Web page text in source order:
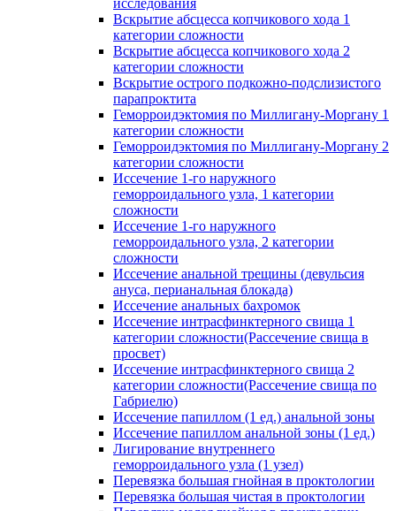
исследования
Вскрытие абсцесса копчикового хода 1
категории сложности
Вскрытие абсцесса копчикового хода 2
категории сложности
Вскрытие острого подкожно-подслизистого
парапроктита
Геморроидэктомия по Миллигану-Моргану 1
категории сложности
Геморроидэктомия по Миллигану-Моргану 2
категории сложности
Иссечение 1-го наружного
геморроидального узла, 1 категории
сложности
Иссечение 1-го наружного
геморроидального узла, 2 категории
сложности
Иссечение анальной трещины (девульсия
ануса, перианальная блокада)
Иссечение анальных бахромок
Иссечение интрасфинктерного свища 1
категории сложности(Рассечение свища в
просвет)
Иссечение интрасфинктерного свища 2
категории сложности(Рассечение свища по
Габриелю)
Иссечение папиллом (1 ед.) анальной зоны
Иссечение папиллом анальной зоны (1 ед.)
Лигирование внутреннего
геморроидального узла (1 узел)
Перевязка большая гнойная в проктологии
Перевязка большая чистая в проктологии